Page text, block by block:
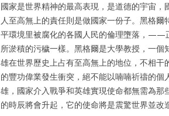
國家是世界精神的最高表現，是道德的宇宙
人至高無上的責任則是做國家一份子。黑格
平環境里被腐化的各國人民的倫理墮落，——
所淤積的污穢一樣。黑格爾是大學教授，一
雄在世界歷史上占有至高無上的地位，不相
的豐功偉業發生衝突，絕不能以喃喃祈禱的
雄，國家介入戰爭和英雄實現使命都無需為
的時辰將會升起，它的使命將是震驚世界並改